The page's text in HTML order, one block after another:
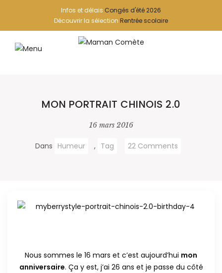
Infos et délais Congés d'été 2026
Découvrir la sélection Rentrée scolaire
MON PORTRAIT CHINOIS 2.0
16 mars 2016
Dans Humeur , Tag 22 Comments
Nous sommes le 16 mars et c’est aujourd’hui mon
anniversaire. Ça y est, j’ai 26 ans et je passe du côté